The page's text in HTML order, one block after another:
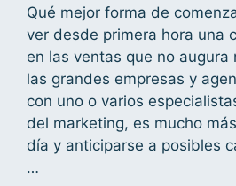
Qué mejor forma de
ver desde primera hora una
en las ventas que no augura
las grandes empresas y
con uno o varios
del marketing, es mucho
día y anticiparse a posibles
…